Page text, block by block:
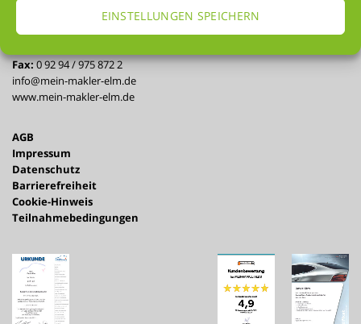
EINSTELLUNGEN SPEICHERN
Fax:0 92 94 / 975 872 2
info@mein-makler-elm.de
www.mein-makler-elm.de
AGB
Impressum
Datenschutz
Barrierefreiheit
Cookie-Hinweis
Teilnahmebedingungen